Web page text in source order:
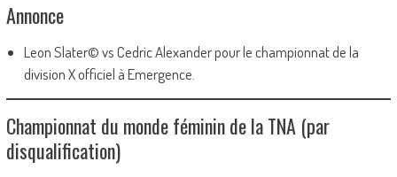
Annonce
Leon Slater© vs Cedric Alexander pour le championnat de la
division X officiel à Emergence.
Championnat du monde féminin de la TNA (par
disqualification)